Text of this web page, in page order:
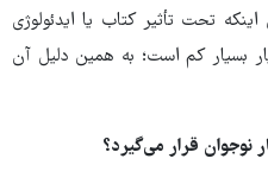
تحت تأثیر کتاب یا ایدئولوژی
بسیار کم است؛ به همین دلیل آن
نوجوان قرار می‌گیرد؟